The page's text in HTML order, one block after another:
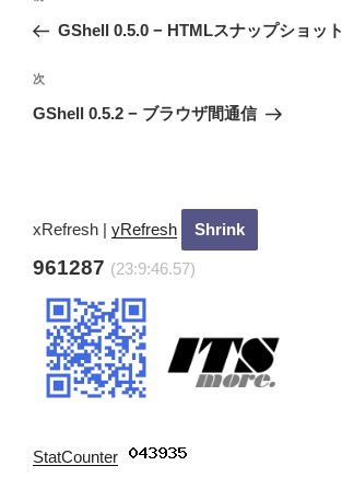
ナ
ビ
ゲ
ン
去
投
稿
GShell 0.5.0 − HTMLスナップショット
次
の
次
GShell 0.5.2 − ブラウザ間通信
xRefresh | yRefresh
961287 (23:9:47.37)
StatCounter